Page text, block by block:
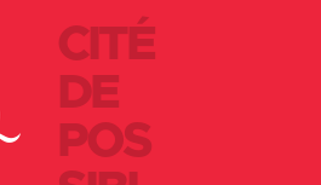
CITÉ
DE
POS